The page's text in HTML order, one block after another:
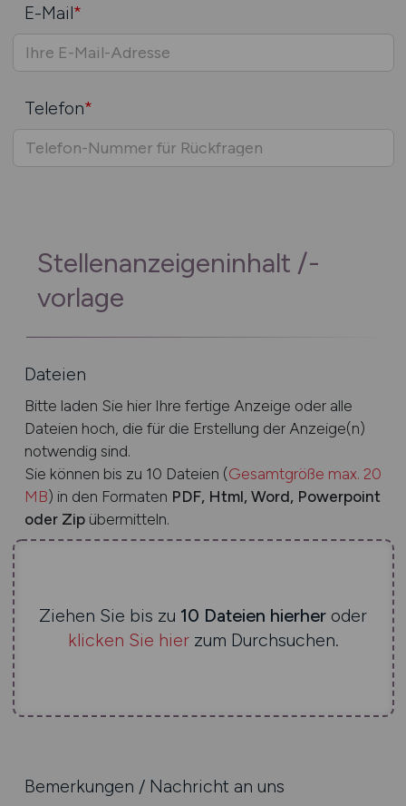
E-Mail*
Telefon*
Stellenanzeigeninhalt /-
vorlage
Dateien
Bitte laden Sie hier Ihre fertige Anzeige oder alle
Dateien hoch, die für die Erstellung der Anzeige(n)
notwendig sind.
Sie können bis zu 10 Dateien (Gesamtgröße max. 20
MB) in den Formaten PDF, Html, Word, Powerpoint
oder Zip übermitteln.
Ziehen Sie bis zu 10 Dateien hierher oder
klicken Sie hierzum Durchsuchen.
Bemerkungen / Nachricht an uns